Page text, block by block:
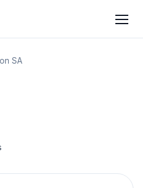
SA
· DE · IT · EN
expliquer la caution de
du bail.